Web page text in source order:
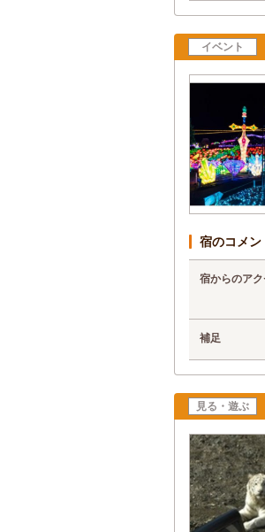
イベント
宿のコメン
宿からのアク
補足
見る・遊ぶ